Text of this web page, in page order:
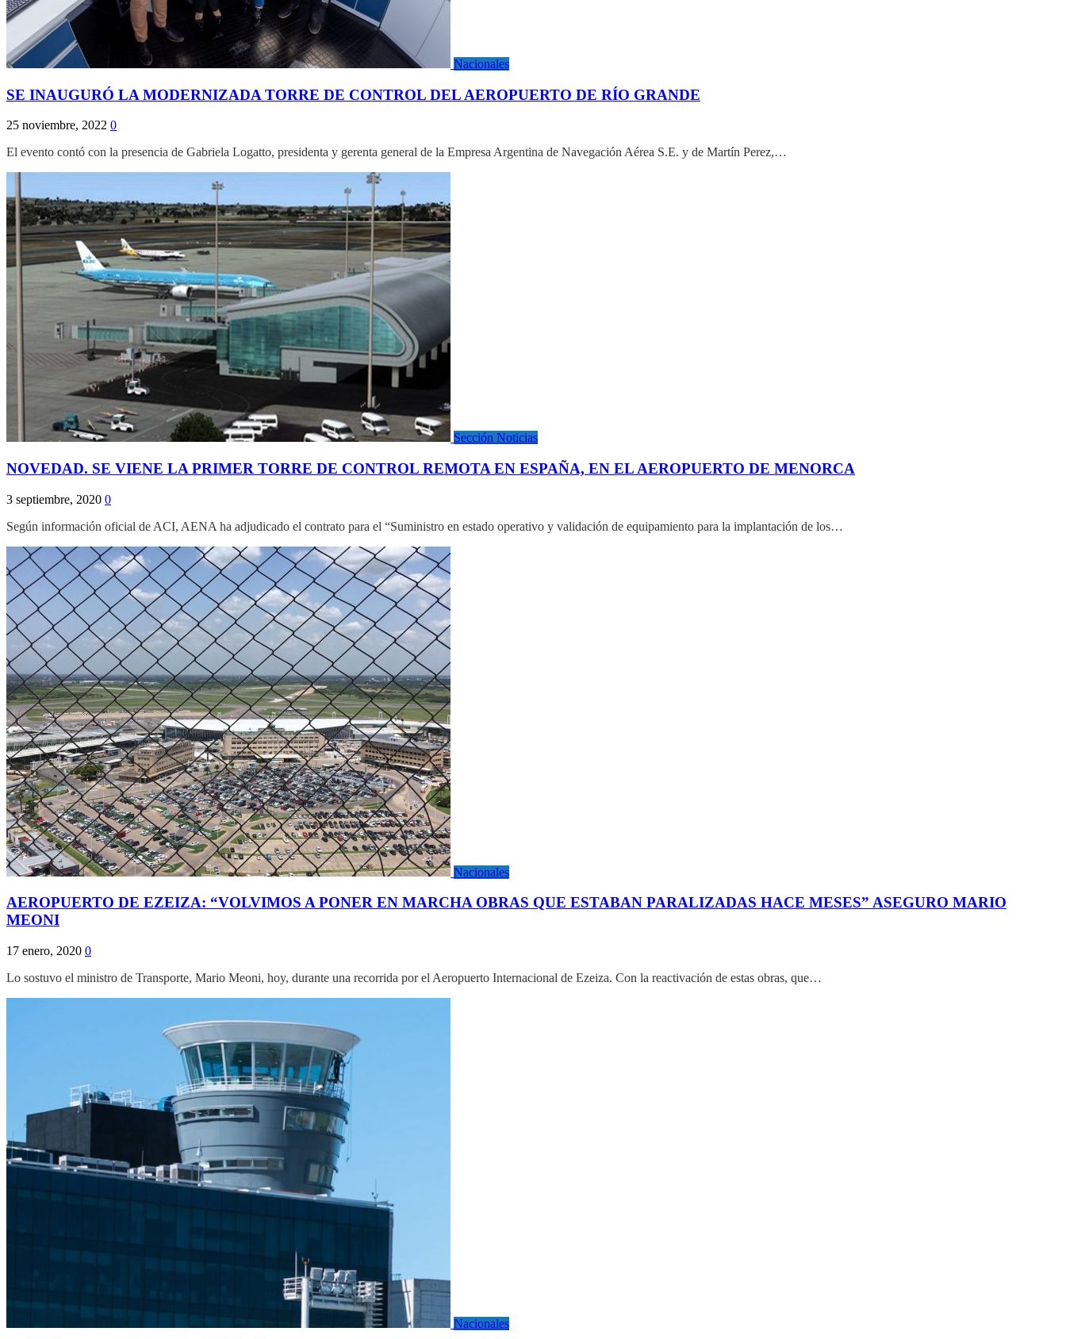
Nacionales
SE INAUGURÓ LA MODERNIZADA TORRE DE CONTROL DEL AEROPUERTO DE RÍO GRANDE
25 noviembre, 2022 0
El evento contó con la presencia de Gabriela Logatto, presidenta y gerenta general de la Empresa Argentina de Navegación Aérea S.E. y de Martín Perez,…
Sección Noticias
NOVEDAD. SE VIENE LA PRIMER TORRE DE CONTROL REMOTA EN ESPAÑA, EN EL AEROPUERTO DE MENORCA
3 septiembre, 2020 0
Según información oficial de ACI, AENA ha adjudicado el contrato para el “Suministro en estado operativo y validación de equipamiento para la implantación de los…
Nacionales
AEROPUERTO DE EZEIZA: “VOLVIMOS A PONER EN MARCHA OBRAS QUE ESTABAN PARALIZADAS HACE MESES” ASEGURO MARIO
MEONI
17 enero, 2020 0
Lo sostuvo el ministro de Transporte, Mario Meoni, hoy, durante una recorrida por el Aeropuerto Internacional de Ezeiza. Con la reactivación de estas obras, que…
Nacionales